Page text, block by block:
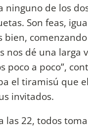
ninguno de los
Son feas,
bien,
nos dé una larga
poco a poco”,
el tiramisú que
invitados.
las 22, todos